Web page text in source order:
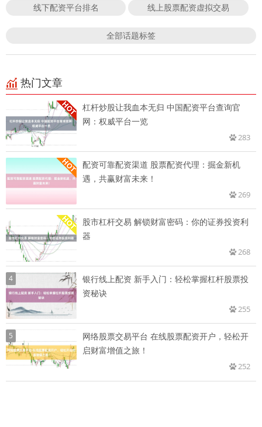
线下配资平台排名 线上股票配资虚拟交易
全部话题标签
热门文章
杠杆炒股让我血本无归 中国配资平台查询官
网：权威平台一览
283
配资可靠配资渠道 股票配资代理：掘金新机
遇，共赢财富未来！
269
股市杠杆交易 解锁财富密码：你的证券投资利
器
268
4
银行线上配资 新手入门：轻松掌握杠杆股票投
资秘诀
255
5
网络股票交易平台 在线股票配资开户，轻松开
启财富增值之旅！
252